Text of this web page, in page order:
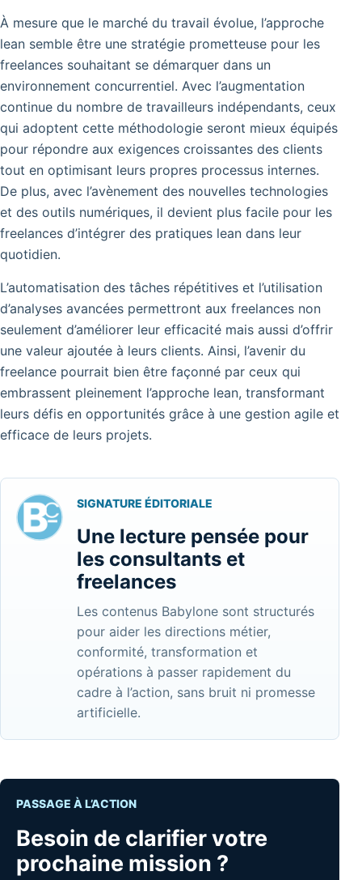
À mesure que le marché du travail évolue, l’approche
lean semble être une stratégie prometteuse pour les
freelances souhaitant se démarquer dans un
environnement concurrentiel. Avec l’augmentation
continue du nombre de travailleurs indépendants, ceux
qui adoptent cette méthodologie seront mieux équipés
pour répondre aux exigences croissantes des clients
tout en optimisant leurs propres processus internes.
De plus, avec l’avènement des nouvelles technologies
et des outils numériques, il devient plus facile pour les
freelances d’intégrer des pratiques lean dans leur
quotidien.
L’automatisation des tâches répétitives et l’utilisation
d’analyses avancées permettront aux freelances non
seulement d’améliorer leur efficacité mais aussi d’offrir
une valeur ajoutée à leurs clients. Ainsi, l’avenir du
freelance pourrait bien être façonné par ceux qui
embrassent pleinement l’approche lean, transformant
leurs défis en opportunités grâce à une gestion agile et
efficace de leurs projets.
SIGNATURE ÉDITORIALE
Une lecture pensée pour
les consultants et
freelances
Les contenus Babylone sont structurés
pour aider les directions métier,
conformité, transformation et
opérations à passer rapidement du
cadre à l’action, sans bruit ni promesse
artificielle.
PASSAGE À L’ACTION
Besoin de clarifier votre
prochaine mission ?